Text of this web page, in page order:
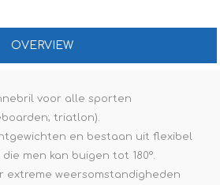
OVERVIEW
voor alle sporten
triatlon).
en bestaan uit flexibel
men kan buigen tot 180°.
extreme weersomstandigheden